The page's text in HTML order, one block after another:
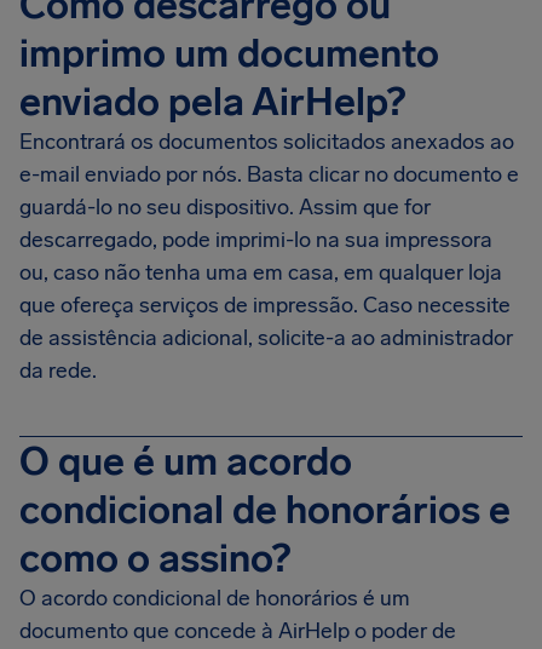
imprimo um documento
enviado pela AirHelp?
Encontrará os documentos solicitados anexados ao
e-mail enviado por nós. Basta clicar no documento e
guardá-lo no seu dispositivo. Assim que for
descarregado, pode imprimi-lo na sua impressora
ou, caso não tenha uma em casa, em qualquer loja
que ofereça serviços de impressão. Caso necessite
de assistência adicional, solicite-a ao administrador
da rede.
O que é um acordo
condicional de honorários e
como o assino?
O acordo condicional de honorários é um
documento que concede à AirHelp o poder de